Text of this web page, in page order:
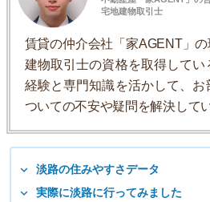
宅地建物取引士
賃貸の仲介会社「家AGENT」
建物取引士の資格を取得して
経験と専門知識を活かして、お
ついての不安や疑問を解決して
淡路の住みやすさデータ
実際に淡路に行ってみました